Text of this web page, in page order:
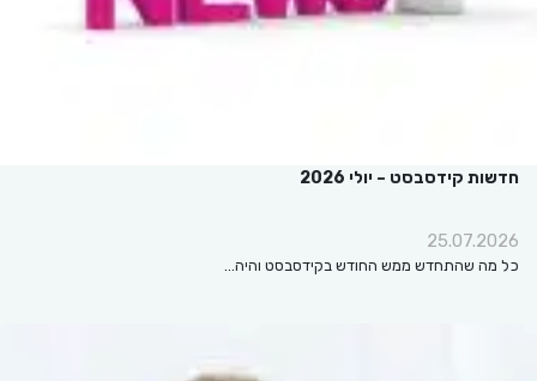
חדשות קידסבסט – יולי 2026
25.07.2026
כל מה שהתחדש ממש החודש בקידסבסט והיה…